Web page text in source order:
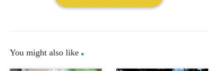
You might also like